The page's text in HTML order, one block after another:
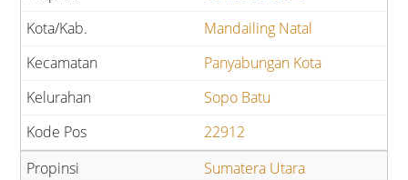
Mandailing Natal
Panyabungan Kota
Sopo Batu
22912
Sumatera Utara